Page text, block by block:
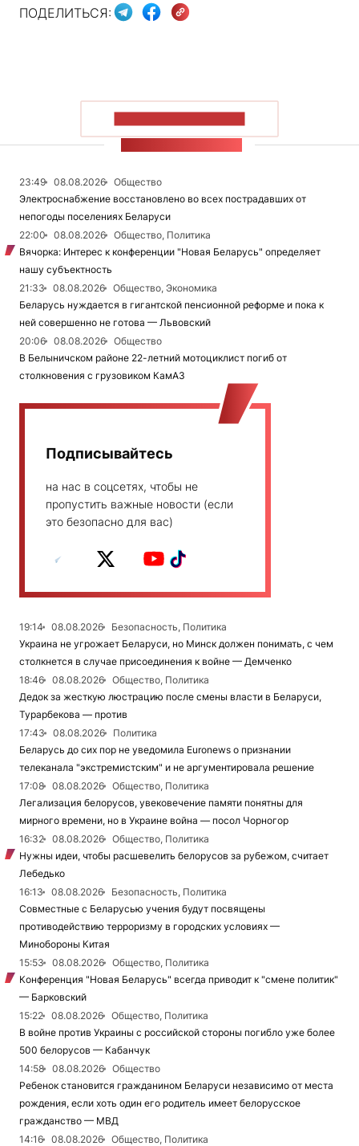
ПОДЕЛИТЬСЯ:
23:49 08.08.2026
Общество
Электроснабжение восстановлено во всех пострадавших от
непогоды поселениях Беларуси
22:00
08.08.2026
Общество, Политика
Вячорка: Интерес к конференции "Новая Беларусь" определяет
нашу субъектность
21:33
08.08.2026
Общество, Экономика
Беларусь нуждается в гигантской пенсионной реформе и пока к
ней совершенно не готова — Львовский
20:06
08.08.2026
Общество
В Белыничском районе 22-летний мотоциклист погиб от
столкновения с грузовиком КамАЗ
Подписывайтесь
на нас в соцсетях, чтобы не
пропустить важные новости (если
это безопасно для вас)
19:14 08.08.2026
Безопасность, Политика
Украина не угрожает Беларуси, но Минск должен понимать, с чем
столкнется в случае присоединения к войне — Демченко
18:46
08.08.2026
Общество, Политика
Дедок за жесткую люстрацию после смены власти в Беларуси,
Турарбекова — против
17:43
08.08.2026
Политика
Беларусь до сих пор не уведомила Euronews о признании
телеканала "экстремистским" и не аргументировала решение
17:08
08.08.2026
Общество, Политика
Легализация белорусов, увековечение памяти понятны для
мирного времени, но в Украине война — посол Чорногор
16:32
08.08.2026
Общество, Политика
Нужны идеи, чтобы расшевелить белорусов за рубежом, считает
Лебедько
16:13
08.08.2026
Безопасность, Политика
Совместные с Беларусью учения будут посвящены
противодействию терроризму в городских условиях —
Минобороны Китая
15:53
08.08.2026
Общество, Политика
Конференция "Новая Беларусь" всегда приводит к "смене политик"
— Барковский
15:22
08.08.2026
Общество, Политика
В войне против Украины с российской стороны погибло уже более
500 белорусов — Кабанчук
14:58
08.08.2026
Общество
Ребенок становится гражданином Беларуси независимо от места
рождения, если хоть один его родитель имеет белорусское
гражданство — МВД
14:16
08.08.2026
Общество, Политика